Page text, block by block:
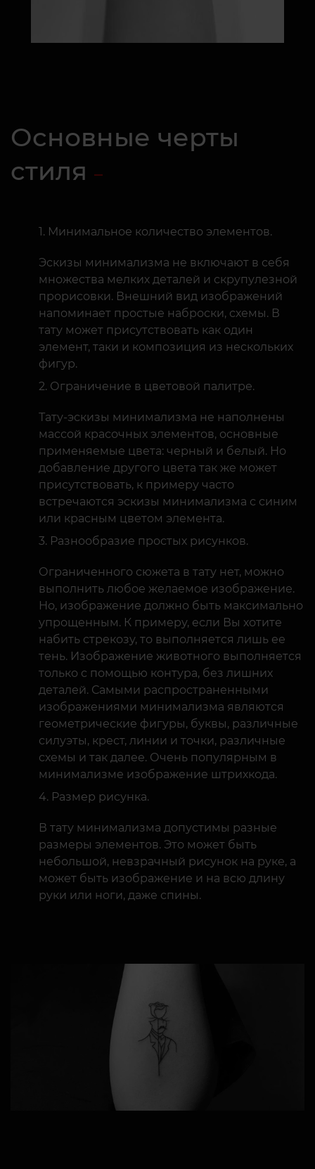
Основные черты
стиля
Минимальное количество элементов.
Эскизы минимализма не включают в себя
множества мелких деталей и скрупулезной
прорисовки. Внешний вид изображений
напоминает простые наброски, схемы. В
тату может присутствовать как один
элемент, таки и композиция из нескольких
фигур.
Ограничение в цветовой палитре.
Тату-эскизы минимализма не наполнены
массой красочных элементов, основные
применяемые цвета: черный и белый. Но
добавление другого цвета так же может
присутствовать, к примеру часто
встречаются эскизы минимализма с синим
или красным цветом элемента.
Разнообразие простых рисунков.
Ограниченного сюжета в тату нет, можно
выполнить любое желаемое изображение.
Но, изображение должно быть максимально
упрощенным. К примеру, если Вы хотите
набить стрекозу, то выполняется лишь ее
тень. Изображение животного выполняется
только с помощью контура, без лишних
деталей. Самыми распространенными
изображениями минимализма являются
геометрические фигуры, буквы, различные
силуэты, крест, линии и точки, различные
схемы и так далее. Очень популярным в
минимализме изображение штрихкода.
Размер рисунка.
В тату минимализма допустимы разные
размеры элементов. Это может быть
небольшой, невзрачный рисунок на руке, а
может быть изображение и на всю длину
руки или ноги, даже спины.